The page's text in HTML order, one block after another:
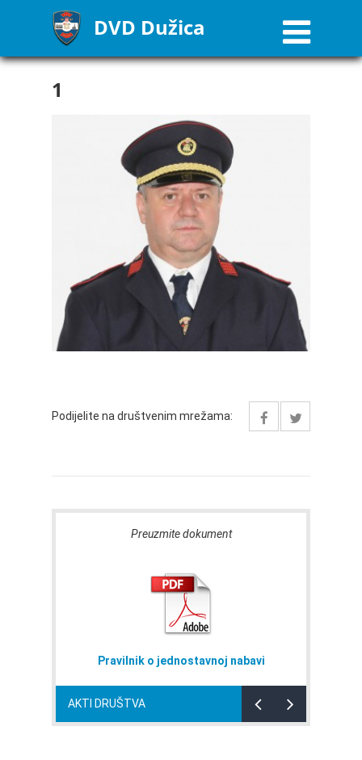
DVD Dužica
1
Podijelite na društvenim mrežama:
AKTI DRUŠTVA
Preuzmite dokument
Pravilnik o jednostavnoj nabavi